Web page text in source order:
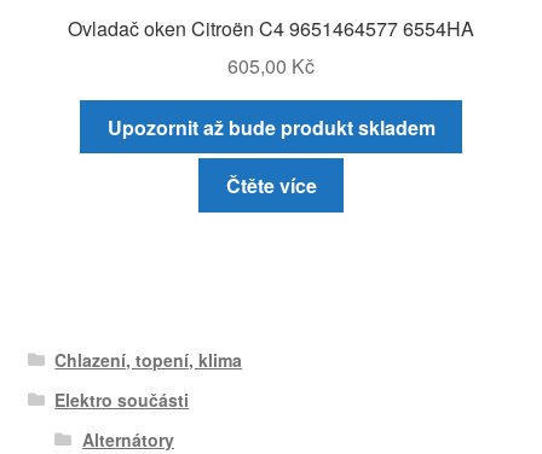
Ovladač oken Citroën C4 9651464577 6554HA
605,00 Kč
Upozornit až bude produkt skladem
Čtěte více
Chlazení, topení, klima
Elektro součásti
Alternátory